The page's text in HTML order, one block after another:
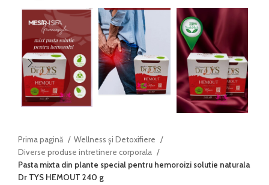
Prima pagină
Wellness și Detoxifiere
Diverse produse intretinere corporala
Pasta mixta din plante special pentru hemoroizi solutie naturala
Dr TYS HEMOUT 240 g